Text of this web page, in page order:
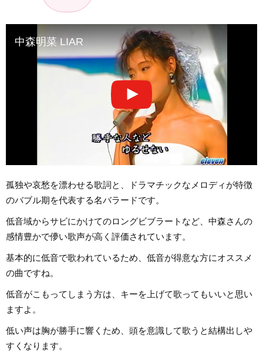
中森明菜 LIAR
孤独や哀愁を漂わせる歌詞と、ドラマチックなメロディが特徴
のバブル期を代表する名バラードです。
低音域からサビにかけてのロングビブラートなど、中森さんの
感情豊かで儚い歌声が高く評価されています。
基本的に低音で歌われているため、低音が得意な方にオススメ
の曲ですね。
低音がこもってしまう方は、キーを上げて歌ってもいいと思い
ますよ。
低い声は胸が勝手に響くため、頭を意識して歌うと結構出しや
すくなります。